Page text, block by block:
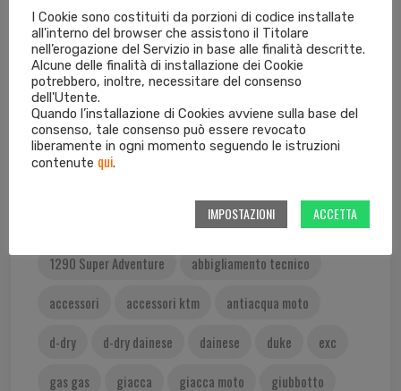
Tag cloud dei prodotti
125 EXC 125 SX 250 EXC
250 EXC-F
450 EXC
1290 Super Adventure
abbigliamento tecnico
accessori
accessori ktm
antiacqua moto
d-dry
d-dry dainese dainese duke
exc
gas gas
giacca giacca moto
giubbotto
I Cookie sono costituiti da porzioni di codice installate
all'interno del browser che assistono il Titolare
nell’erogazione del Servizio in base alle finalità descritte.
Alcune delle finalità di installazione dei Cookie
potrebbero, inoltre, necessitare del consenso
dell'Utente.
Quando l’installazione di Cookies avviene sulla base del
consenso, tale consenso può essere revocato
liberamente in ogni momento seguendo le istruzioni
contenute qui.
IMPOSTAZIONI ACCETTA